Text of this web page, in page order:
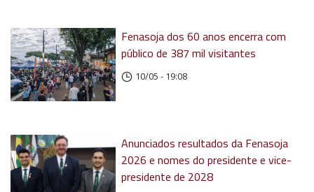
Fenasoja dos 60 anos encerra com
público de 387 mil visitantes
10/05 - 19:08
Anunciados resultados da Fenasoja
2026 e nomes do presidente e vice-
presidente de 2028